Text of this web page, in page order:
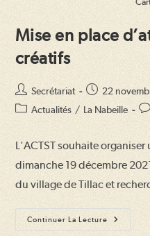
Mise en place
créatifs
Auteur/autrice
de
Secrétariat
Publication
publiée :
22
PostActualités / La Nabeille
L'ACTST souhaite
dimanche 19 décembre
du village de Tillac et
Continuer La Lecture
Mise
En